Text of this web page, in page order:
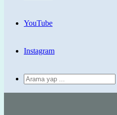
YouTube
Instagram